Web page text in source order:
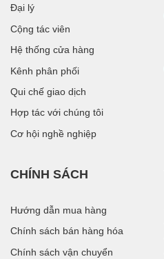
Đại lý
Cộng tác viên
Hệ thống cửa hàng
Kênh phân phối
Qui chế giao dịch
Hợp tác với chúng tôi
Cơ hội nghề nghiệp
CHÍNH SÁCH
Hướng dẫn mua hàng
Chính sách bán hàng hóa
Chính sách vận chuyển